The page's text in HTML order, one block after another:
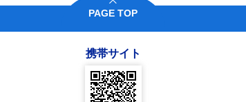
PAGE TOP
携帯サイト